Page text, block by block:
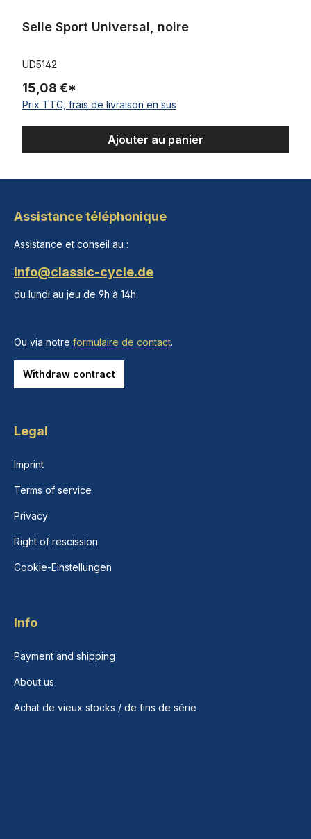
Selle Sport Universal, noire
UD5142
15,08 €*
Prix TTC, frais de livraison en sus
Ajouter au panier
Assistance téléphonique
Assistance et conseil au :
info@classic-cycle.de
du lundi au jeu de 9h à 14h
Ou via notre formulaire de contact.
Withdraw contract
Legal
Imprint
Terms of service
Privacy
Right of rescission
Cookie-Einstellungen
Info
Payment and shipping
About us
Achat de vieux stocks / de fins de série